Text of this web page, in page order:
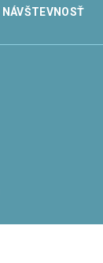
NÁVŠTEVNOSŤ